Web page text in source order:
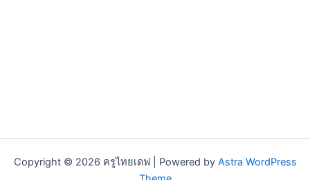
Copyright © 2026 ครูไทยเดฟ | Powered by Astra WordPress